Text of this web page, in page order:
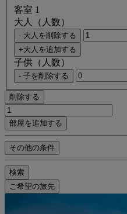
客室 1
大人（人数）
- 大人を削除する
+大人を追加する
子供（人数）
- 子を削除する
削除する
部屋を追加する
その他の条件
検索
ご希望の旅先